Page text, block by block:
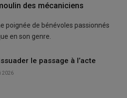
des mécaniciens
poignée de bénévoles passionnés
en son genre.
le passage à l’acte
2026